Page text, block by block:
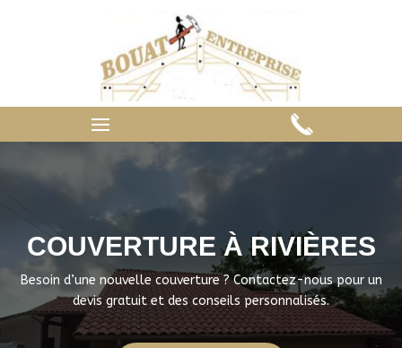
COUVERTURE À RIVIÈRES
Besoin d’une nouvelle couverture ? Contactez-nous pour un
devis gratuit et des conseils personnalisés.